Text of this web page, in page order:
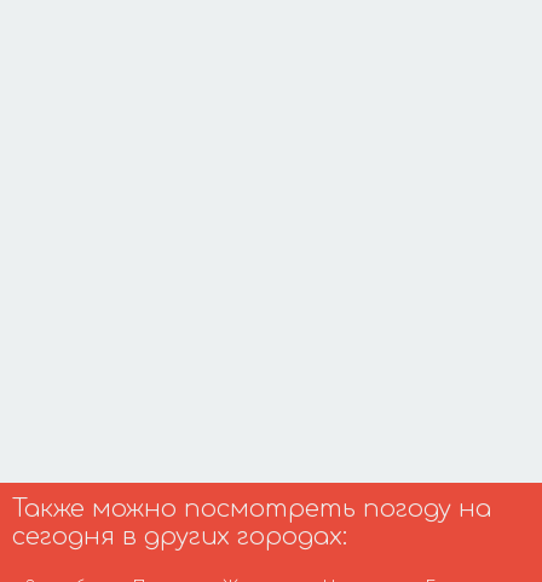
Также можно посмотреть погоду на
сегодня в других городах: